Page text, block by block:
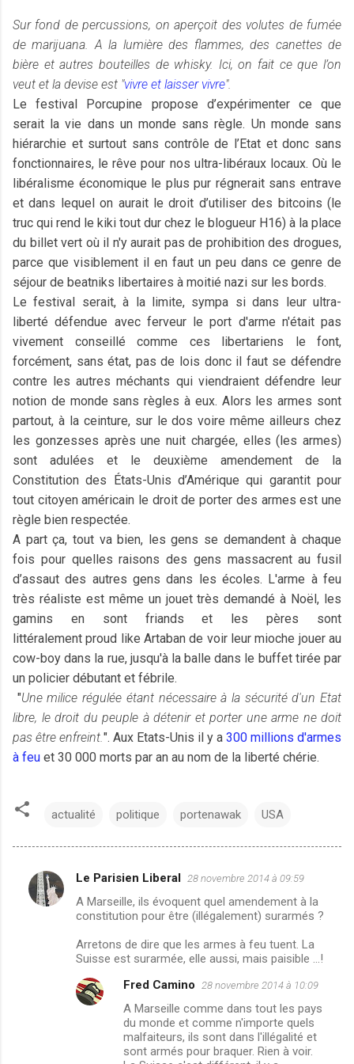
Sur fond de percussions, on aperçoit des volutes de fumée
de marijuana. A la lumière des flammes, des canettes de
bière et autres bouteilles de whisky. Ici, on fait ce que l’on
veut et la devise est "vivre et laisser vivre".
Le festival Porcupine propose d’expérimenter ce que
serait la vie dans un monde sans règle. Un monde sans
hiérarchie et surtout sans contrôle de l’Etat et donc sans
fonctionnaires, le rêve pour nos ultra-libéraux locaux. Où le
libéralisme économique le plus pur régnerait sans entrave
et dans lequel on aurait le droit d’utiliser des bitcoins (le
truc qui rend le kiki tout dur chez le blogueur H16) à la place
du billet vert où il n'y aurait pas de prohibition des drogues,
parce que visiblement il en faut un peu dans ce genre de
séjour de beatniks libertaires à moitié nazi sur les bords.
Le festival serait, à la limite, sympa si dans leur ultra-
liberté défendue avec ferveur le port d'arme n'était pas
vivement conseillé comme ces libertariens le font,
forcément, sans état, pas de lois donc il faut se défendre
contre les autres méchants qui viendraient défendre leur
notion de monde sans règles à eux. Alors les armes sont
partout, à la ceinture, sur le dos voire même ailleurs chez
les gonzesses après une nuit chargée, elles (les armes)
sont adulées et le deuxième amendement de la
Constitution des États-Unis d’Amérique qui garantit pour
tout citoyen américain le droit de porter des armes est une
règle bien respectée.
A part ça, tout va bien, les gens se demandent à chaque
fois pour quelles raisons des gens massacrent au fusil
d’assaut des autres gens dans les écoles. L'arme à feu
très réaliste est même un jouet très demandé à Noël, les
gamins en sont friands et les pères sont
littéralement proud like Artaban de voir leur mioche jouer au
cow-boy dans la rue, jusqu'à la balle dans le buffet tirée par
un policier débutant et fébrile.
"Une milice régulée étant nécessaire à la sécurité d'un Etat
libre, le droit du peuple à détenir et porter une arme ne doit
pas être enfreint.". Aux Etats-Unis il y a 300 millions d'armes
à feu et 30 000 morts par an au nom de la liberté chérie.
actualité politique portenawak USA
C
o
Le Parisien Liberal 28 novembre 2014 à 09:59
A Marseille, ils évoquent quel amendement à la
constitution pour être (illégalement) surarmés ?
Arretons de dire que les armes à feu tuent. La
Suisse est surarmée, elle aussi, mais paisible ...!
Fred Camino 28 novembre 2014 à 10:09
A Marseille comme dans tout les pays
du monde et comme n'importe quels
malfaiteurs, ils sont dans l'illégalité et
sont armés pour braquer. Rien à voir.